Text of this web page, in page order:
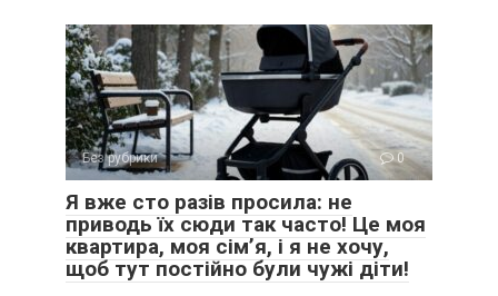
Без рубрики 0
Я вже сто разів просила: не
приводь їх сюди так часто! Це моя
квартира, моя сім’я, і я не хочу,
щоб тут постійно були чужі діти!